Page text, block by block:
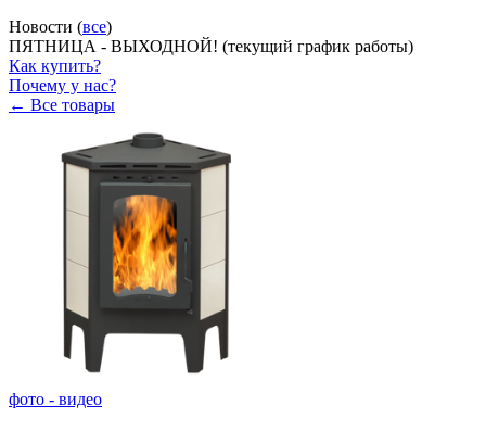
Новости (все)
ПЯТНИЦА - ВЫХОДНОЙ! (текущий график работы)
Как купить?
Почему у нас?
← Все товары
фото - видео